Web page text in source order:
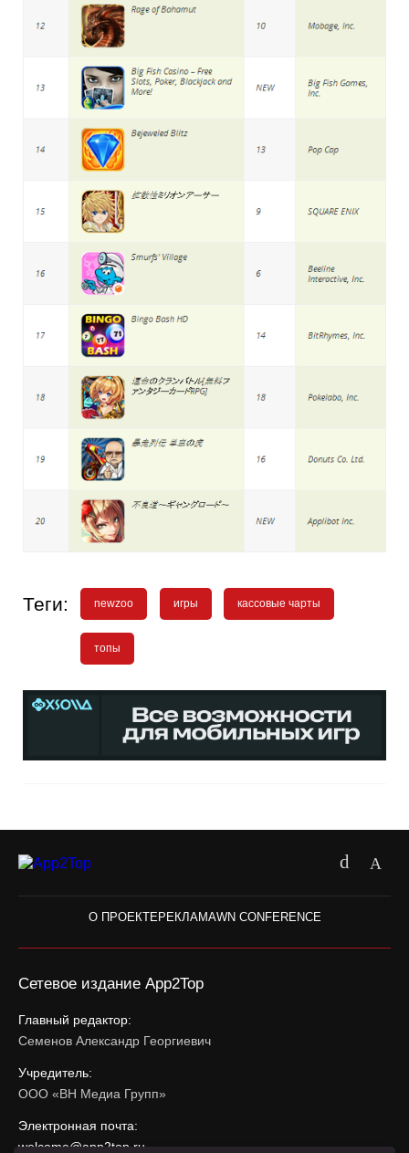
Теги: newzoo игры кассовые чарты
топы
О ПРОЕКТЕРЕКЛАМАWN CONFERENCE
Сетевое издание App2Top
Главный редактор:
Семенов Александр Георгиевич
Учредитель:
ООО «ВН Медиа Групп»
Электронная почта:
welcome@app2top.ru